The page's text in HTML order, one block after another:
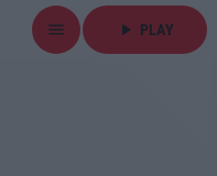
menu play_arrow PLAY
close